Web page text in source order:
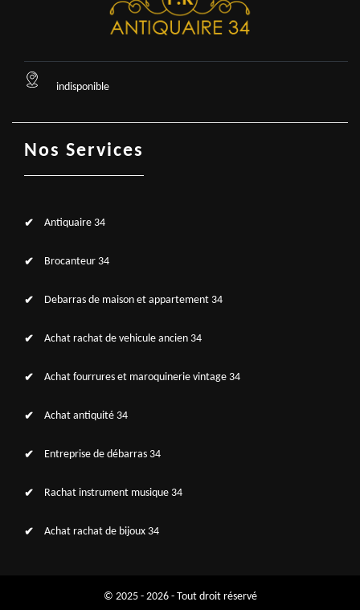
indisponible
Nos Services
Antiquaire 34
Brocanteur 34
Debarras de maison et appartement 34
Achat rachat de vehicule ancien 34
Achat fourrures et maroquinerie vintage 34
Achat antiquité 34
Entreprise de débarras 34
Rachat instrument musique 34
Achat rachat de bijoux 34
© 2025 - 2026 - Tout droit réservé